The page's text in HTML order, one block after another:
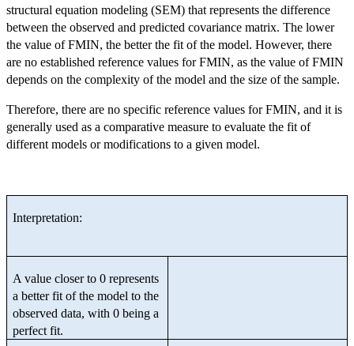
structural equation modeling (SEM) that represents the difference
between the observed and predicted covariance matrix. The lower
the value of FMIN, the better the fit of the model. However, there
are no established reference values for FMIN, as the value of FMIN
depends on the complexity of the model and the size of the sample.
Therefore, there are no specific reference values for FMIN, and it is
generally used as a comparative measure to evaluate the fit of
different models or modifications to a given model.
Interpretation:
A value closer to 0 represents
a better fit of the model to the
observed data, with 0 being a
perfect fit.